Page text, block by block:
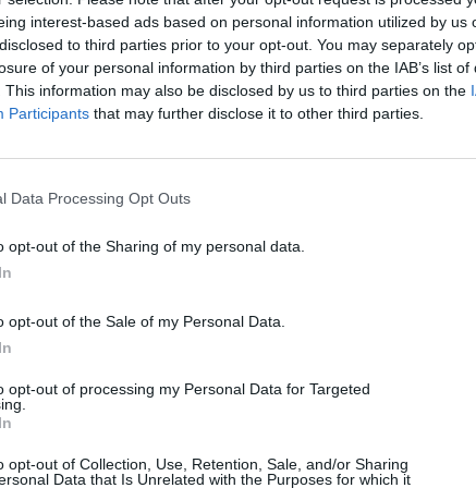
interest-based ads based on personal information utilized by us
to third parties prior to your opt-out. You may separately
of your personal information by third parties on the IAB’s list of
This information may also be disclosed by us to third parties on the
Participants that may further disclose it to other third parties.
Data Processing Opt Outs
opt-out of the Sharing of my personal data.
opt-out of the Sale of my Personal Data.
opt-out of processing my Personal Data for Targeted
opt-out of Collection, Use, Retention, Sale, and/or Sharing
Data that Is Unrelated with the Purposes for which it
Visi įrašai
Karšta A. Kasparavičiaus ir Ž Pavilionio
diskusija: Rusija – Europos šeimos narė?
Laidos Lietuva tiesiogiai
Kuprines pasvėrę specialistai įspėja apie